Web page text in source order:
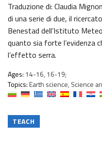
Traduzione di: Claudia
di una serie di due, il
Benestad dell’Istituto
quanto sia forte l’evidenza
l’effetto serra.
Ages: 14-16, 16-19;
Topics:Earth science, Science
TEACH